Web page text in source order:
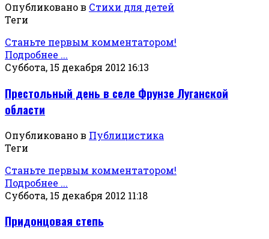
Опубликовано в Стихи для детей
Теги
Станьте первым комментатором!
Подробнее ...
Суббота, 15 декабря 2012 16:13
Престольный день в селе Фрунзе Луганской
области
Опубликовано в Публицистика
Теги
Станьте первым комментатором!
Подробнее ...
Суббота, 15 декабря 2012 11:18
Придонцовая степь